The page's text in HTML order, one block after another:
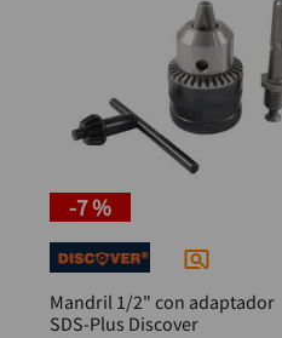
-7 %
Mandril 1/2" con adaptador
SDS-Plus Discover